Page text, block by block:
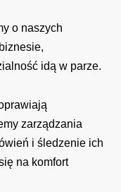
o naszych
idą w parze.
zarządzania
i śledzenie ich
na komfort